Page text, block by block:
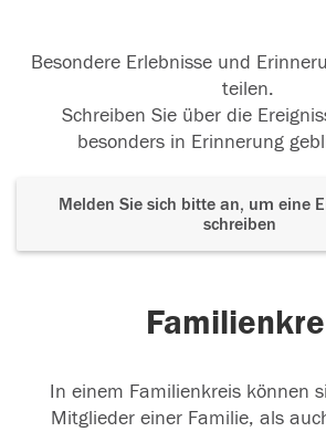
Besondere Erlebnisse und
teilen.
Schreiben Sie über die
besonders in Erinnerung
Melden Sie sich bitte an, um eine
schreiben
In einem Familienkreis können
Mitglieder einer Familie, als